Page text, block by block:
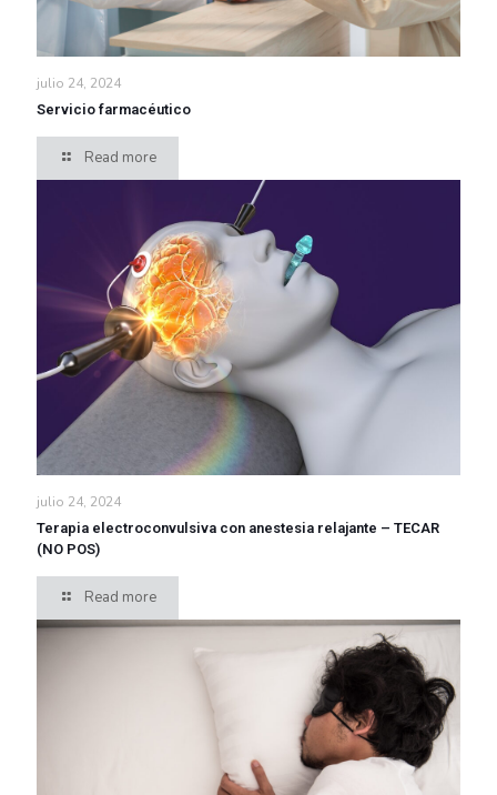
julio 24, 2024
Servicio farmacéutico
Read more
julio 24, 2024
Terapia electroconvulsiva con anestesia relajante – TECAR
(NO POS)
Read more